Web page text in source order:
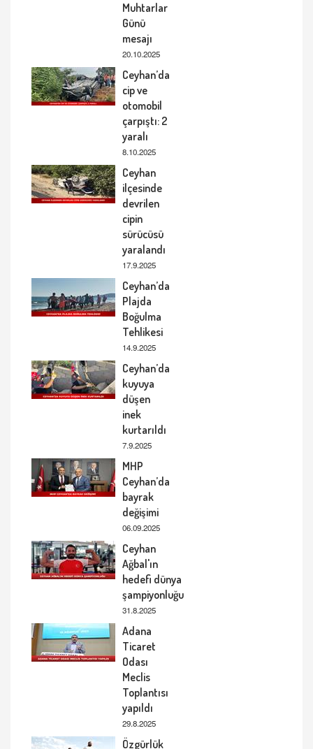
Muhtarlar
Günü
mesajı
20.10.2025
Ceyhan’da
cip ve
otomobil
çarpıştı: 2
yaralı
8.10.2025
Ceyhan
ilçesinde
devrilen
cipin
sürücüsü
yaralandı
17.9.2025
Ceyhan’da
Plajda
Boğulma
Tehlikesi
14.9.2025
Ceyhan’da
kuyuya
düşen
inek
kurtarıldı
7.9.2025
MHP
Ceyhan’da
bayrak
değişimi
06.09.2025
Ceyhan
Ağbal'ın
hedefi dünya
şampiyonluğu
31.8.2025
Adana
Ticaret
Odası
Meclis
Toplantısı
yapıldı
29.8.2025
Özgürlük